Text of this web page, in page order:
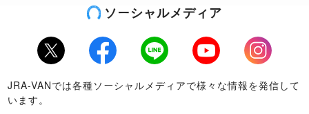
ソーシャルメディア
Twitter Facebook LINE Youtube
Instagram
JRA-VANでは各種ソーシャルメディアで様々な情報を発信して
います。